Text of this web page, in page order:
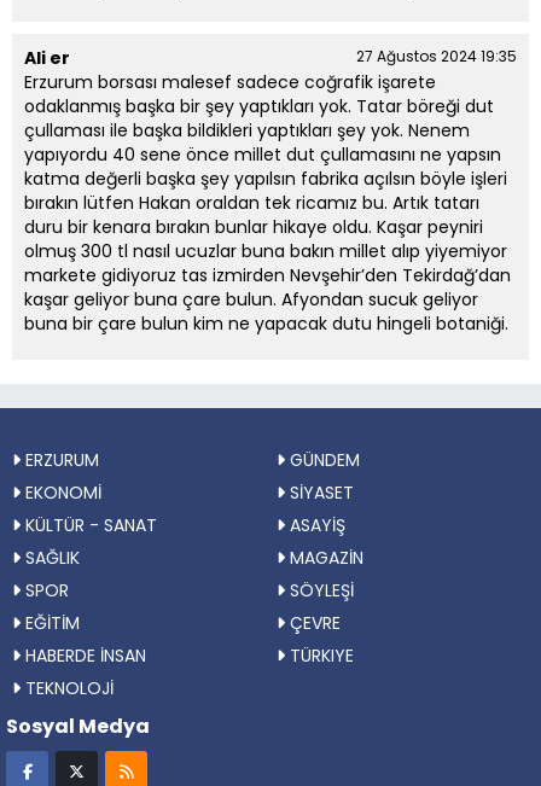
Ali er 27 Ağustos 2024 19:35
Erzurum borsası malesef sadece coğrafik işarete
odaklanmış başka bir şey yaptıkları yok. Tatar böreği dut
çullaması ile başka bildikleri yaptıkları şey yok. Nenem
yapıyordu 40 sene önce millet dut çullamasını ne yapsın
katma değerli başka şey yapılsın fabrika açılsın böyle işleri
bırakın lütfen Hakan oraldan tek ricamız bu. Artık tatarı
duru bir kenara bırakın bunlar hikaye oldu. Kaşar peyniri
olmuş 300 tl nasıl ucuzlar buna bakın millet alıp yiyemiyor
markete gidiyoruz tas izmirden Nevşehir’den Tekirdağ’dan
kaşar geliyor buna çare bulun. Afyondan sucuk geliyor
buna bir çare bulun kim ne yapacak dutu hingeli botaniği.
ERZURUM
GÜNDEM
EKONOMİ
SİYASET
KÜLTÜR - SANAT
ASAYİŞ
SAĞLIK
MAGAZİN
SPOR
SÖYLEŞİ
EĞİTİM
ÇEVRE
HABERDE İNSAN
TÜRKIYE
TEKNOLOJİ
Sosyal Medya